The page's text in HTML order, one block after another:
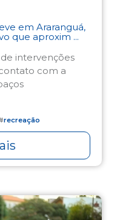
em Araranguá,
que aproxim ...
intervenções
com a
recreação